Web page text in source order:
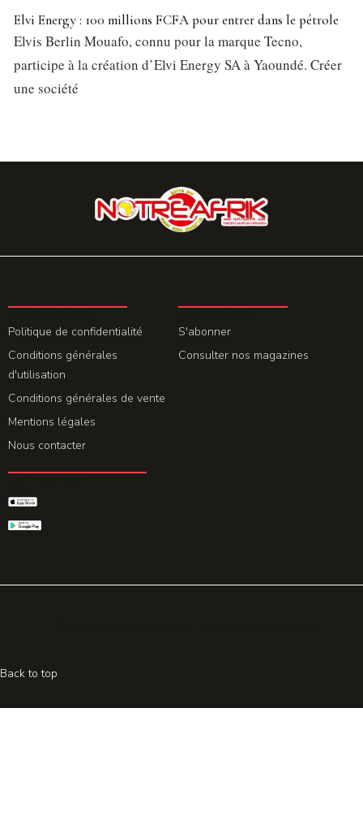
Elvi Energy : 100 millions FCFA pour entrer dans le pétrole
Elvis Berlin Mouafo, connu pour la marque Tecno,
participe à la création d’Elvi Energy SA à Yaoundé. Créer
une société
Politique de confidentialité
Conditions générales
d'utilisation
Conditions générales de vente
Mentions légales
Nous contacter
S'abonner
Consulter nos magazines
Back to top